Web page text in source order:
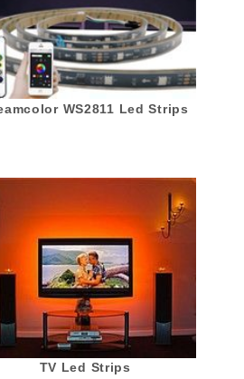
WS2811 Led Strips
TV Led Strips